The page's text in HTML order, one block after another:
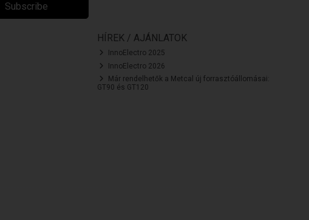
Subscribe
HÍREK / AJÁNLATOK
InnoElectro 2025
InnoElectro 2026
Már rendelhetők a Metcal új forrasztóállomásai:
GT90 és GT120